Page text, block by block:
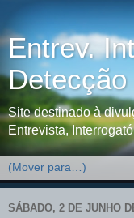
Entrev.
Site destinado à
Entrevista,
SÁBADO, 2 DE JUNHO